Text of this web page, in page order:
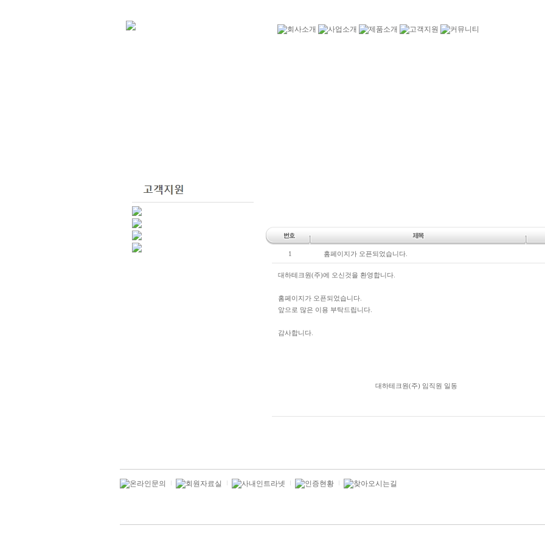
1 홈페이지가 오픈되었습니다.
대하테크원(주)에 오신것을 환영합니다.
홈페이지가 오픈되었습니다.
앞으로 많은 이용 부탁드립니다.
감사합니다.
대하테크원(주) 임직원 일동